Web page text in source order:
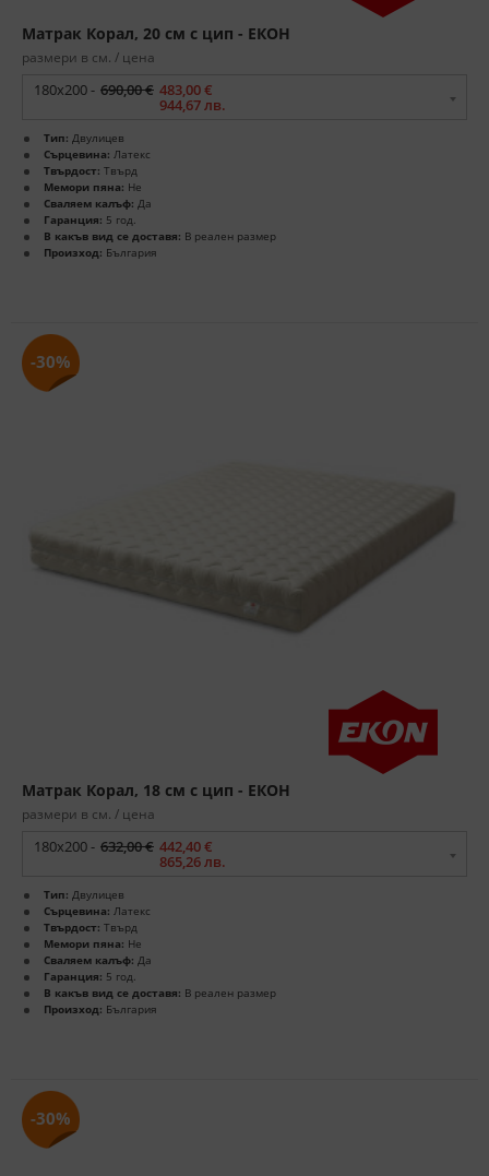
Матрак Корал, 20 см с цип - ЕКОН
размери в см. / цена
180x200 - 690,00 € 483,00 €
944,67 лв.
Тип: Двулицев
Сърцевина: Латекс
Твърдост: Твърд
Мемори пяна: Не
Сваляем калъф: Да
Гаранция: 5 год.
В какъв вид се доставя: В реален размер
Произход: България
-30%
Матрак Корал, 18 см с цип - ЕКОН
размери в см. / цена
180x200 - 632,00 € 442,40 €
865,26 лв.
Тип: Двулицев
Сърцевина: Латекс
Твърдост: Твърд
Мемори пяна: Не
Сваляем калъф: Да
Гаранция: 5 год.
В какъв вид се доставя: В реален размер
Произход: България
-30%